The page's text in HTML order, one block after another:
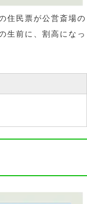
住民票が公営斎場の
生前に、割高になっ